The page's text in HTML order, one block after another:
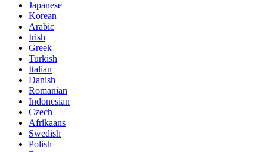
Japanese
Korean
Arabic
Irish
Greek
Turkish
Italian
Danish
Romanian
Indonesian
Czech
Afrikaans
Swedish
Polish